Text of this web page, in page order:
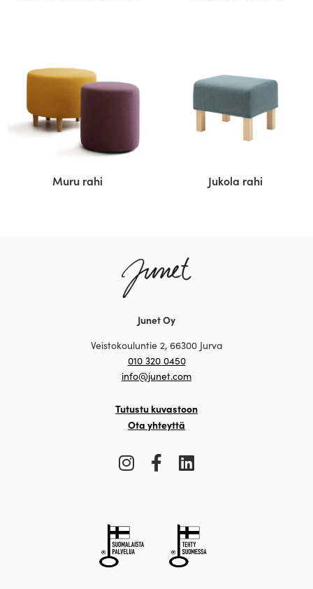
Muru rahi Jukola rahi
Junet Oy
Veistokouluntie 2, 66300 Jurva
010 320 0450
info@junet.com
Tutustu kuvastoon
Ota yhteyttä